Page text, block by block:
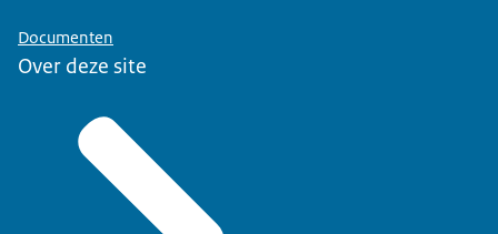
Documenten
Over deze site